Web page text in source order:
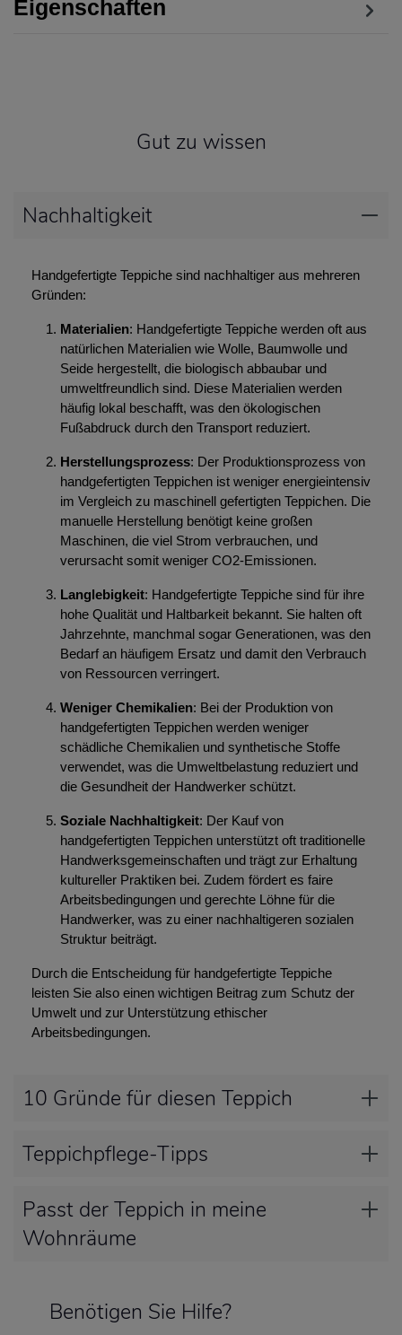
Eigenschaften
Gut zu wissen
Nachhaltigkeit
Handgefertigte Teppiche sind nachhaltiger aus mehreren
Gründen:
Materialien: Handgefertigte Teppiche werden oft aus
natürlichen Materialien wie Wolle, Baumwolle und
Seide hergestellt, die biologisch abbaubar und
umweltfreundlich sind. Diese Materialien werden
häufig lokal beschafft, was den ökologischen
Fußabdruck durch den Transport reduziert.
Herstellungsprozess: Der Produktionsprozess von
handgefertigten Teppichen ist weniger energieintensiv
im Vergleich zu maschinell gefertigten Teppichen. Die
manuelle Herstellung benötigt keine großen
Maschinen, die viel Strom verbrauchen, und
verursacht somit weniger CO2-Emissionen.
Langlebigkeit: Handgefertigte Teppiche sind für ihre
hohe Qualität und Haltbarkeit bekannt. Sie halten oft
Jahrzehnte, manchmal sogar Generationen, was den
Bedarf an häufigem Ersatz und damit den Verbrauch
von Ressourcen verringert.
Weniger Chemikalien: Bei der Produktion von
handgefertigten Teppichen werden weniger
schädliche Chemikalien und synthetische Stoffe
verwendet, was die Umweltbelastung reduziert und
die Gesundheit der Handwerker schützt.
Soziale Nachhaltigkeit: Der Kauf von
handgefertigten Teppichen unterstützt oft traditionelle
Handwerksgemeinschaften und trägt zur Erhaltung
kultureller Praktiken bei. Zudem fördert es faire
Arbeitsbedingungen und gerechte Löhne für die
Handwerker, was zu einer nachhaltigeren sozialen
Struktur beiträgt.
Durch die Entscheidung für handgefertigte Teppiche
leisten Sie also einen wichtigen Beitrag zum Schutz der
Umwelt und zur Unterstützung ethischer
Arbeitsbedingungen.
10 Gründe für diesen Teppich
Teppichpflege-Tipps
Passt der Teppich in meine
Wohnräume
Benötigen Sie Hilfe?